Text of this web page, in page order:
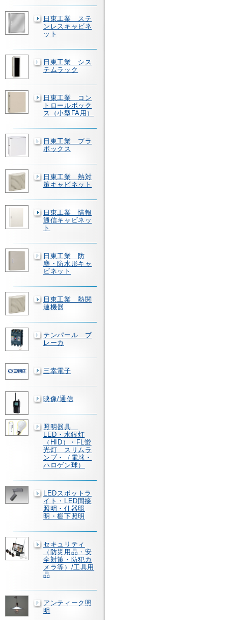
日東工業 ステ
ンレスキャビネ
ット
日東工業 シス
テムラック
日東工業 コン
トロールボック
ス（小型FA用）
日東工業 プラ
ボックス
日東工業 熱対
策キャビネット
日東工業 情報
通信キャビネッ
ト
日東工業 防
塵・防水形キャ
ビネット
日東工業 熱関
連機器
テンパール ブ
レーカ
三幸電子
映像/通信
照明器具
LED・水銀灯
（HID）・FL蛍
光灯 スリムラ
ンプ・（電球・
ハロゲン球）
LEDスポットラ
イト・LED間接
照明・什器照
明・棚下照明
セキュリティ
（防災用品・安
全対策・防犯カ
メラ等）/工具用
品
アンティーク照
明